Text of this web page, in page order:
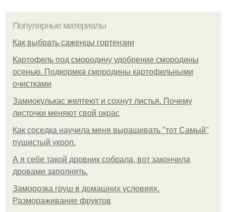
Популярные материалы
Как выбрать саженцы гортензии
Картофель под смородину удобрение смородины
осенью. Подкормка смородины картофельными
очистками
Замиокулькас желтеют и сохнут листья. Почему
листочки меняют свой окрас
Как соседка научила меня выращивать "тот Самый"
пушистый укроп.
А я себе такой дровник собрала, вот закончила
дровами заполнять.
Заморозка груш в домашних условиях.
Размораживание фруктов